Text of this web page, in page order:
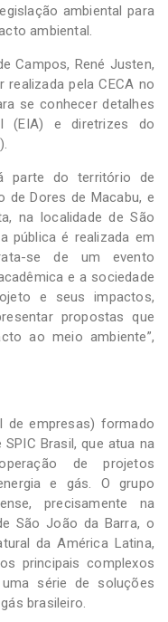
ambiental para
ambiental.
Campos, René Justen,
realizada pela CECA no
se conhecer detalhes
(EIA) e diretrizes do
parte do território de
de Dores de Macabu, e
na localidade de São
pública é realizada em
se de um evento
e a sociedade
e seus impactos,
propostas que
ao meio ambiente”,
de empresas) formado
Brasil, que atua na
de projetos
e gás. O grupo
precisamente na
São João da Barra, o
da América Latina,
principais complexos
série de soluções
brasileiro.